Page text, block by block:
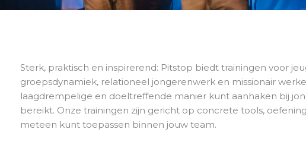
en samenwerking!
Sterk, praktisch en inspirerend: Pitstop biedt trainingen voor
groepsdynamiek, relationeel jongerenwerk en missionair
laagdrempelige en doeltreffende manier kunt aanhaken bij
bereikt. Onze trainingen zijn gericht op concrete tools,
meteen kunt toepassen binnen jouw team.